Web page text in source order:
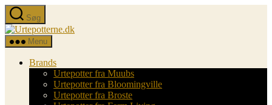
Spring
til
indholdet
Søg
Urtepotterne.dk
Menu
Brands
Urtepotter fra Muubs
Urtepotter fra Bloomingville
Urtepotter fra Broste